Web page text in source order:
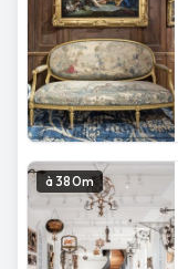
à 380m